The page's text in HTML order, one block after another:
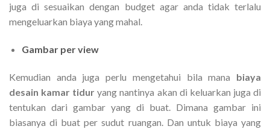
juga di sesuaikan dengan budget agar anda tidak terlalu
mengeluarkan biaya yang mahal.
Gambar per view
Kemudian anda juga perlu mengetahui bila mana biaya
desain kamar tidur yang nantinya akan di keluarkan juga di
tentukan dari gambar yang di buat. Dimana gambar ini
biasanya di buat per sudut ruangan. Dan untuk biaya yang